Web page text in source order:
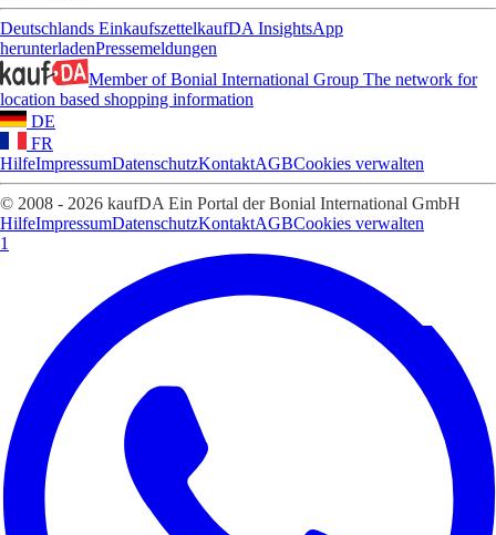
Deutschlands EinkaufszettelkaufDA InsightsApp
herunterladenPressemeldungen
Member of Bonial International Group The network for
location based shopping information
DE
FR
HilfeImpressumDatenschutzKontaktAGBCookies verwalten
© 2008 - 2026 kaufDA Ein Portal der Bonial International GmbH
HilfeImpressumDatenschutzKontaktAGBCookies verwalten
1